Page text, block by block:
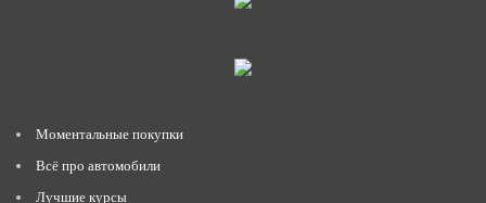
Моментальные покупки
Всё про автомобили
Лучшие курсы